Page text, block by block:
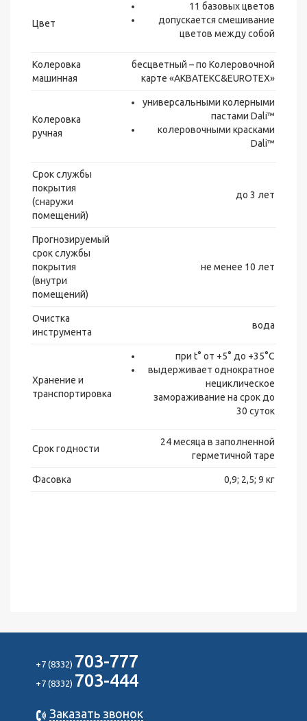
Цвет
11 базовых цветов
допускается смешивание
цветов между собой
Колеровка
машинная
бесцветный – по Колеровочной
карте «AКВАТЕКС&EUROTEX»
Колеровка
ручная
универсальными колерными
пастами Dali™
колеровочными красками
Dali™
Срок службы
покрытия
(снаружи
помещений)
до 3 лет
Прогнозируемый
срок службы
покрытия
(внутри
помещений)
не менее 10 лет
Очистка
инструмента
вода
Хранение и
транспортировка
при t° от +5° до +35°С
выдерживает однократное
нециклическое
замораживание на срок до
30 суток
Срок годности
24 месяца в заполненной
герметичной таре
Фасовка 0,9; 2,5; 9 кг
+7 (8332) 703-777
+7 (8332) 703-444
Заказать звонок